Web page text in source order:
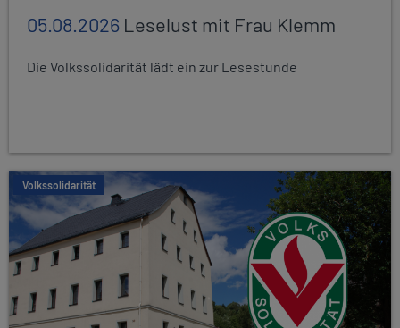
05.08.2026 Leselust mit Frau Klemm
Die Volkssolidarität lädt ein zur Lesestunde
Volkssolidarität